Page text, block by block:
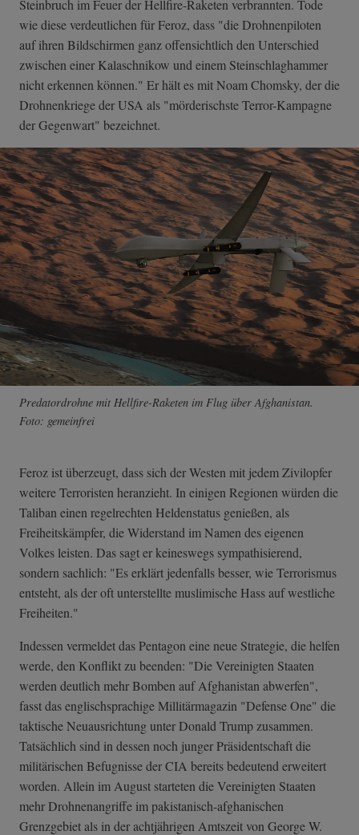
Steinbruch im Feuer der Hellfire-Raketen verbrannten. Tode
wie diese verdeutlichen für Feroz, dass "die Drohnenpiloten
auf ihren Bildschirmen ganz offensichtlich den Unterschied
zwischen einer Kalaschnikow und einem Steinschlaghammer
nicht erkennen können." Er hält es mit Noam Chomsky, der die
Drohnenkriege der USA als "mörderischste Terror-Kampagne
der Gegenwart" bezeichnet.
Predatordrohne mit Hellfire-Raketen im Flug über Afghanistan.
Foto: gemeinfrei
Feroz ist überzeugt, dass sich der Westen mit jedem Zivilopfer
weitere Terroristen heranzieht. In einigen Regionen würden die
Taliban einen regelrechten Heldenstatus genießen, als
Freiheitskämpfer, die Widerstand im Namen des eigenen
Volkes leisten. Das sagt er keineswegs sympathisierend,
sondern sachlich: "Es erklärt jedenfalls besser, wie Terrorismus
entsteht, als der oft unterstellte muslimische Hass auf westliche
Freiheiten."
Indessen vermeldet das Pentagon eine neue Strategie, die helfen
werde, den Konflikt zu beenden: "Die Vereinigten Staaten
werden deutlich mehr Bomben auf Afghanistan abwerfen",
fasst das englischsprachige Millitärmagazin "Defense One" die
taktische Neuausrichtung unter Donald Trump zusammen.
Tatsächlich sind in dessen noch junger Präsidentschaft die
militärischen Befugnisse der CIA bereits bedeutend erweitert
worden. Allein im August starteten die Vereinigten Staaten
mehr Drohnenangriffe im pakistanisch-afghanischen
Grenzgebiet als in der achtjährigen Amtszeit von George W.